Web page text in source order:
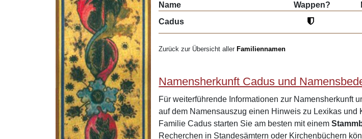
Name Wappen?
Cadus
Zurück zur Übersicht aller Familiennamen
Namensherkunft Cadus und
Für weiterführende Informationen zur Namensherkunft
auf dem Namensauszug einen Hinweis zu Lexikas und
Familie Cadus starten Sie am besten mit einem
Recherchen in Standesämtern oder Kirchenbüchern